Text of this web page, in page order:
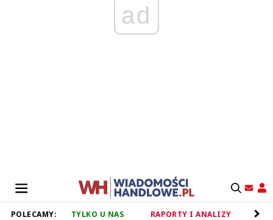
ad
POLECAMY: TYLKO U NAS RAPORTY I ANALIZY